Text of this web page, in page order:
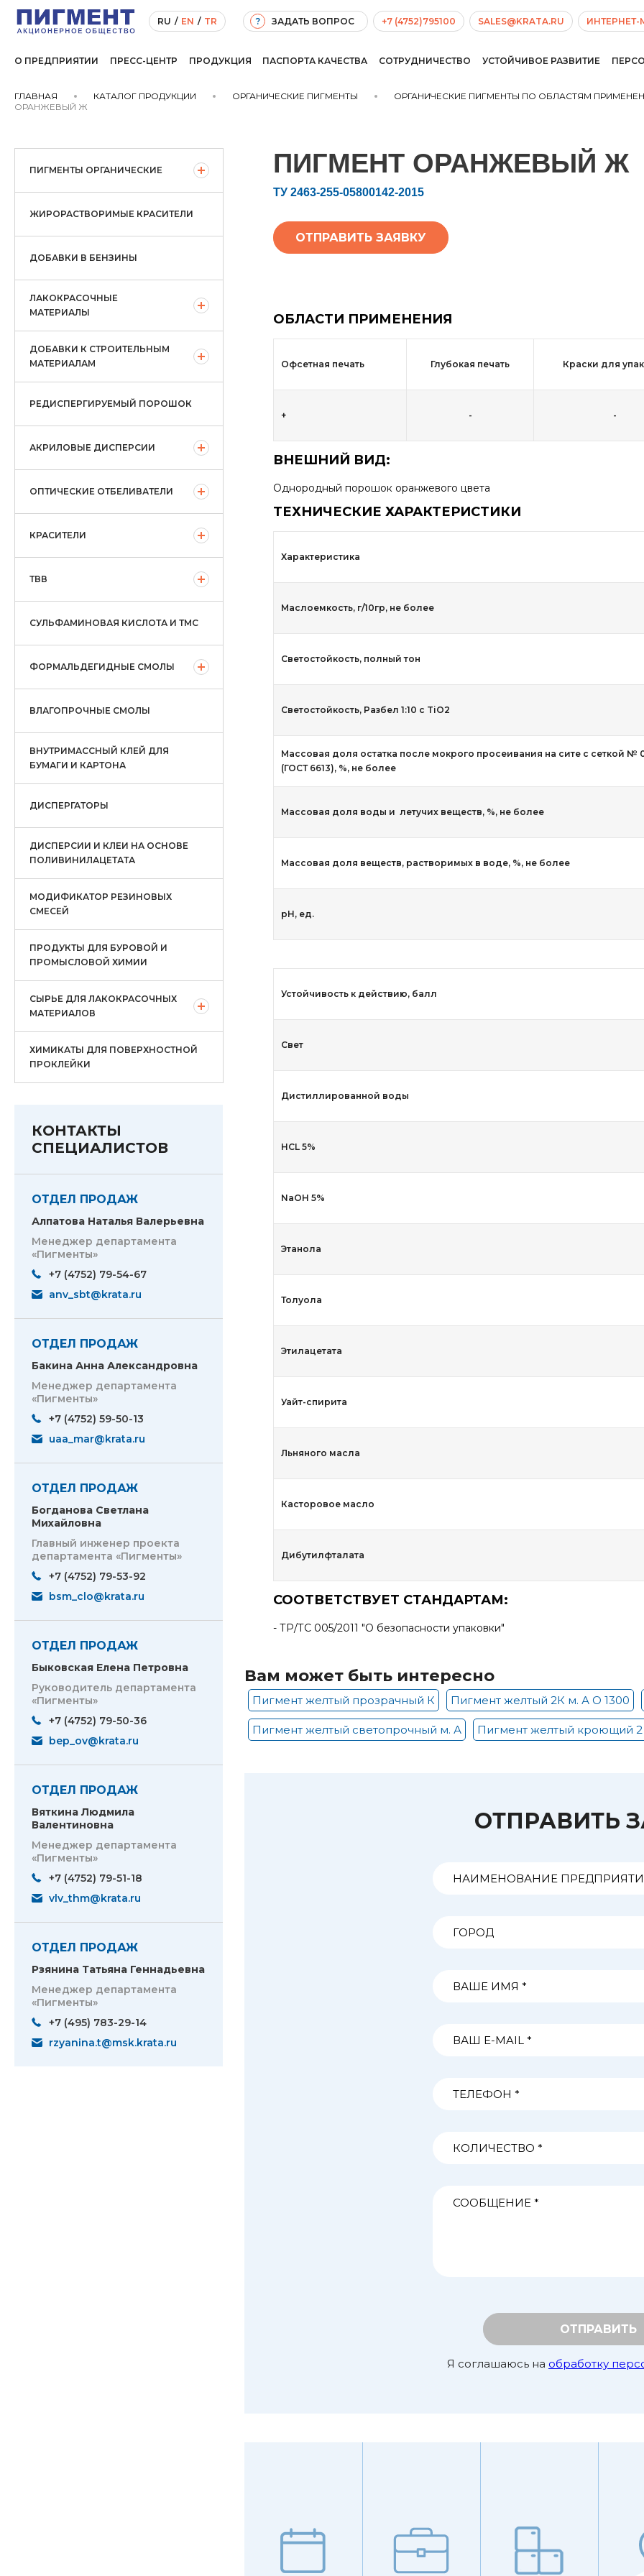
RU / EN / TR ? ЗАДАТЬ ВОПРОС +7 (4752)795100 SALES@KRATA.RU ИНТЕРНЕТ-
О ПРЕДПРИЯТИИ ПРЕСС-ЦЕНТР ПРОДУКЦИЯ ПАСПОРТА КАЧЕСТВА СОТРУДНИЧЕСТВО УСТОЙЧИВОЕ РАЗВИТИЕ
ГЛАВНАЯ КАТАЛОГ ПРОДУКЦИИ ОРГАНИЧЕСКИЕ ПИГМЕНТЫ ОРГАНИЧЕСКИЕ ПИГМЕНТЫ ПО ОБЛАСТЯМ
ОРАНЖЕВЫЙ Ж
ПИГМЕНТЫ ОРГАНИЧЕСКИЕ
ЖИРОРАСТВОРИМЫЕ КРАСИТЕЛИ
ДОБАВКИ В БЕНЗИНЫ
ЛАКОКРАСОЧНЫЕ
МАТЕРИАЛЫ
ДОБАВКИ К СТРОИТЕЛЬНЫМ
МАТЕРИАЛАМ
РЕДИСПЕРГИРУЕМЫЙ ПОРОШОК
АКРИЛОВЫЕ ДИСПЕРСИИ
ОПТИЧЕСКИЕ ОТБЕЛИВАТЕЛИ
КРАСИТЕЛИ
ТВВ
СУЛЬФАМИНОВАЯ КИСЛОТА И ТМС
ФОРМАЛЬДЕГИДНЫЕ СМОЛЫ
ВЛАГОПРОЧНЫЕ СМОЛЫ
ВНУТРИМАССНЫЙ КЛЕЙ ДЛЯ
БУМАГИ И КАРТОНА
ДИСПЕРГАТОРЫ
ДИСПЕРСИИ И КЛЕИ НА ОСНОВЕ
ПОЛИВИНИЛАЦЕТАТА
МОДИФИКАТОР РЕЗИНОВЫХ
СМЕСЕЙ
ПРОДУКТЫ ДЛЯ БУРОВОЙ И
ПРОМЫСЛОВОЙ ХИМИИ
СЫРЬЕ ДЛЯ ЛАКОКРАСОЧНЫХ
МАТЕРИАЛОВ
ХИМИКАТЫ ДЛЯ ПОВЕРХНОСТНОЙ
ПРОКЛЕЙКИ
КОНТАКТЫ
СПЕЦИАЛИСТОВ
ОТДЕЛ ПРОДАЖ
Алпатова Наталья Валерьевна
Менеджер департамента
«Пигменты»
+7 (4752) 79-54-67
anv_sbt@krata.ru
ОТДЕЛ ПРОДАЖ
Бакина Анна Александровна
Менеджер департамента
«Пигменты»
+7 (4752) 59-50-13
uaa_mar@krata.ru
ОТДЕЛ ПРОДАЖ
Богданова Светлана
Михайловна
Главный инженер проекта
департамента «Пигменты»
+7 (4752) 79-53-92
bsm_clo@krata.ru
ОТДЕЛ ПРОДАЖ
Быковская Елена Петровна
Руководитель департамента
«Пигменты»
+7 (4752) 79-50-36
bep_ov@krata.ru
ОТДЕЛ ПРОДАЖ
Вяткина Людмила
Валентиновна
Менеджер департамента
«Пигменты»
+7 (4752) 79-51-18
vlv_thm@krata.ru
ОТДЕЛ ПРОДАЖ
Рзянина Татьяна Геннадьевна
Менеджер департамента
«Пигменты»
+7 (495) 783-29-14
rzyanina.t@msk.krata.ru
ПИГМЕНТ ОРАНЖЕВЫЙ Ж
ТУ 2463-255-05800142-2015
ОТПРАВИТЬ ЗАЯВКУ
ОБЛАСТИ ПРИМЕНЕНИЯ
Офсетная печать Глубокая печать Краски для
+ - -
ВНЕШНИЙ ВИД:
Однородный порошок оранжевого цвета
ТЕХНИЧЕСКИЕ ХАРАКТЕРИСТИКИ
Характеристика
Маслоемкость, г/10гр, не более
Светостойкость, полный тон
Светостойкость, Разбел 1:10 с TiO2
Массовая доля остатка после мокрого просеивания на сите с сеткой №
(ГОСТ 6613), %, не более
Массовая доля воды и летучих веществ, %, не более
Массовая доля веществ, растворимых в воде, %, не более
рН, ед.
Устойчивость к действию, балл
Свет
Дистиллированной воды
HCL 5%
NaOH 5%
Этанола
Толуола
Этилацетата
Уайт-спирита
Льняного масла
Касторовое масло
Дибутилфталата
СООТВЕТСТВУЕТ СТАНДАРТАМ:
- ТР/ТС 005/2011 "О безопасности упаковки"
Вам может быть интересно
Пигмент желтый прозрачный К Пигмент желтый 2К м. А О 1300
Пигмент желтый светопрочный м. А Пигмент желтый кроющий 2
ОТПРАВИТЬ
ОТПРАВИТЬ
Я соглашаюсь на обработку